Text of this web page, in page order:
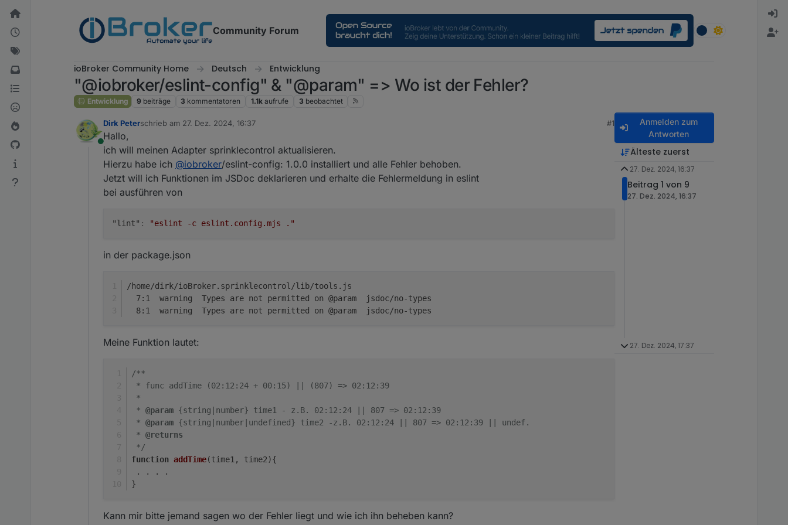
Weiter zum Inhalt
Community Forum
ioBroker Community Home Deutsch Entwicklung
"@iobroker/eslint-config" & "@param" => Wo ist der Fehler?
Entwicklung 9 beiträge 3 kommentatoren 1.1k aufrufe 3 beobachtet
Online
Dirk Peterschrieb am 27. Dez. 2024, 16:37
zuletzt editiert von
#1
Hallo,
ich will meinen Adapter sprinklecontrol aktualisieren.
Hierzu habe ich @iobroker/eslint-config: 1.0.0 installiert und alle Fehler behoben.
Jetzt will ich Funktionen im JSDoc deklarieren und erhalte die Fehlermeldung in eslint
bei ausführen von
"lint" : "eslint -c eslint.config.mjs ."
in der package.json
/home/dirk/ioBroker.sprinklecontrol/lib/tools.js
  7:1  warning  Types are not permitted on @param  jsdoc/no-types
  8:1  warning  Types are not permitted on @param  jsdoc/no-types
Meine Funktion lautet:
/**
* func addTime (02:12:24 + 00:15) || (807) => 02:12:39
*
* @param {string|number} time1 - z.B. 02:12:24 || 807 => 02:12:39
* @param {string|number|undefined} time2 -z.B. 02:12:24 || 807 => 02:12:39 || undef.
* @returns
*/
function addTime(time1, time2){
. . . .
}
Kann mir bitte jemand sagen wo der Fehler liegt und wie ich ihn beheben kann?
Anmelden zum
Antworten
Älteste zuerst
27. Dez. 2024, 16:37
Beitrag 1 von 9
27. Dez. 2024, 16:37
27. Dez. 2024, 17:37